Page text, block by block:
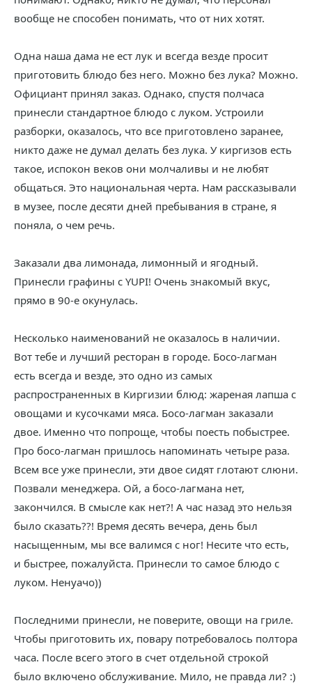
вообще не способен понимать, что от них хотят.
Одна наша дама не ест лук и всегда везде просит
приготовить блюдо без него. Можно без лука? Можно.
Официант принял заказ. Однако, спустя полчаса
принесли стандартное блюдо с луком. Устроили
разборки, оказалось, что все приготовлено заранее,
никто даже не думал делать без лука. У киргизов есть
такое, испокон веков они молчаливы и не любят
общаться. Это национальная черта. Нам рассказывали
в музее, после десяти дней пребывания в стране, я
поняла, о чем речь.
Заказали два лимонада, лимонный и ягодный.
Принесли графины с YUPI! Очень знакомый вкус,
прямо в 90-е окунулась.
Несколько наименований не оказалось в наличии.
Вот тебе и лучший ресторан в городе. Босо-лагман
есть всегда и везде, это одно из самых
распространенных в Киргизии блюд: жареная лапша с
овощами и кусочками мяса. Босо-лагман заказали
двое. Именно что попроще, чтобы поесть побыстрее.
Про босо-лагман пришлось напоминать четыре раза.
Всем все уже принесли, эти двое сидят глотают слюни.
Позвали менеджера. Ой, а босо-лагмана нет,
закончился. В смысле как нет?! А час назад это нельзя
было сказать??! Время десять вечера, день был
насыщенным, мы все валимся с ног! Несите что есть,
и быстрее, пожалуйста. Принесли то самое блюдо с
луком. Ненуачо))
Последними принесли, не поверите, овощи на гриле.
Чтобы приготовить их, повару потребовалось полтора
часа. После всего этого в счет отдельной строкой
было включено обслуживание. Мило, не правда ли? :)